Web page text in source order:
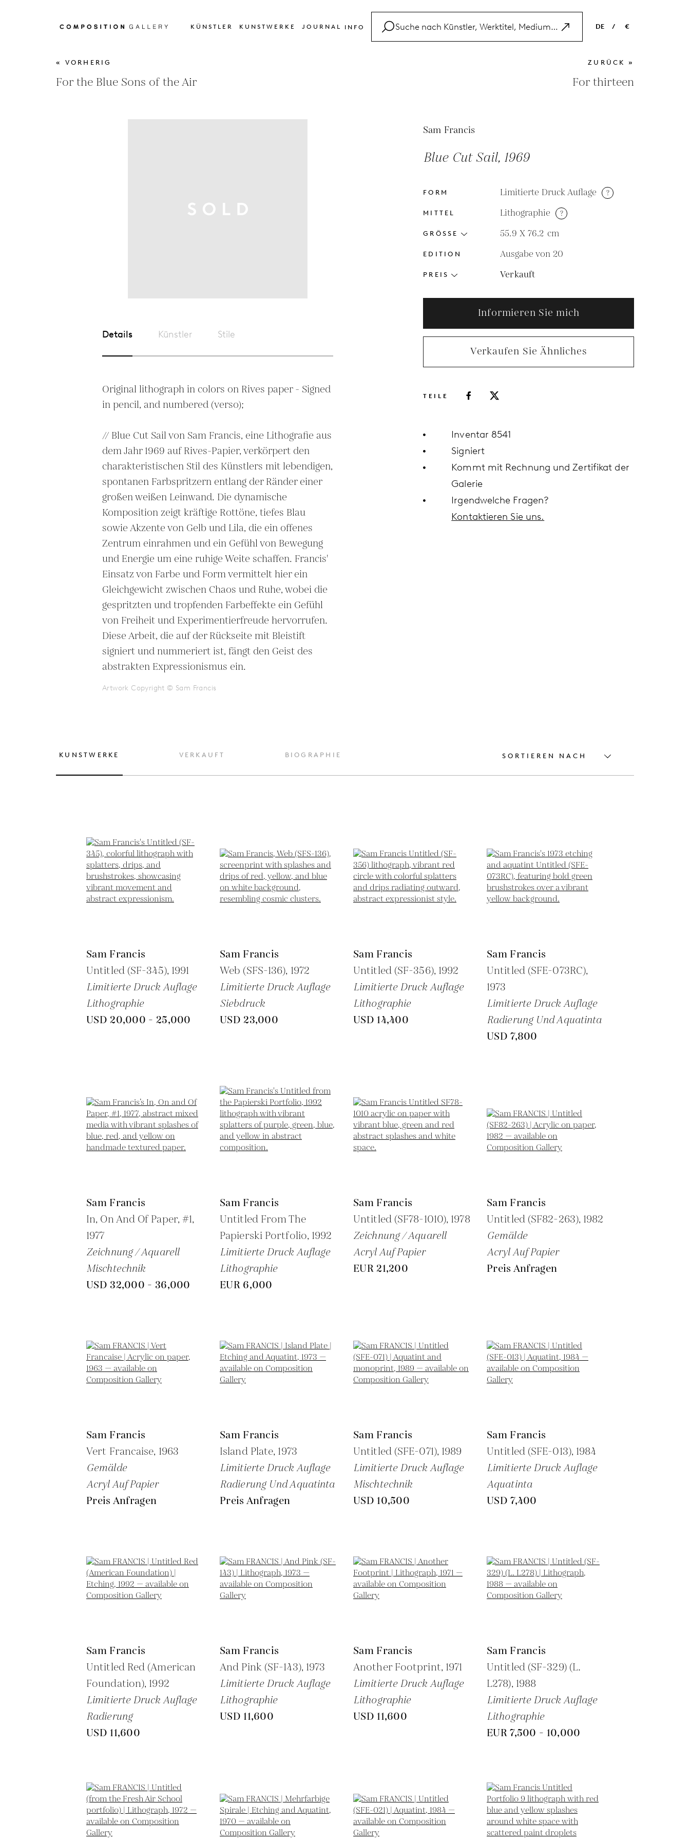
KÜNSTLER KUNSTWERKE JOURNAL INFO DE
NL
ES
/ €
EUR
GBP
« VORHERIG
For the Blue Sons of the Air
ZURÜCK »
For thirteen
Details Künstler Stile
Original lithograph in colors on Rives paper - Signed
in pencil, and numbered (verso);
// Blue Cut Sail von Sam Francis, eine Lithografie aus
dem Jahr 1969 auf Rives-Papier, verkörpert den
charakteristischen Stil des Künstlers mit lebendigen,
spontanen Farbspritzern entlang der Ränder einer
großen weißen Leinwand. Die dynamische
Komposition zeigt kräftige Rottöne, tiefes Blau
sowie Akzente von Gelb und Lila, die ein offenes
Zentrum einrahmen und ein Gefühl von Bewegung
und Energie um eine ruhige Weite schaffen. Francis'
Einsatz von Farbe und Form vermittelt hier ein
Gleichgewicht zwischen Chaos und Ruhe, wobei die
gespritzten und tropfenden Farbeffekte ein Gefühl
von Freiheit und Experimentierfreude hervorrufen.
Diese Arbeit, die auf der Rückseite mit Bleistift
signiert und nummeriert ist, fängt den Geist des
abstrakten Expressionismus ein.
Artwork Copyright © Sam Francis
Sam Francis
Blue Cut Sail, 1969
FORM Limitierte Druck Auflage ?
MITTEL Lithographie ?
GRÖSSE 55.9 X 76.2 cm
EDITION Ausgabe von 20
PREIS Verkauft
Informieren Sie mich
Verkaufen Sie Ähnliches
TEILE
Inventar 8541
Signiert
Kommt mit Rechnung und Zertifikat der
Galerie
Irgendwelche Fragen?
Kontaktieren Sie uns.
KUNSTWERKE VERKAUFT BIOGRAPHIE SORTIEREN NACH
Sam Francis
Untitled (SF-345), 1991
Limitierte Druck Auflage
Lithographie
USD 20,000 - 25,000
Sam Francis
Web (SFS-136), 1972
Limitierte Druck Auflage
Siebdruck
USD 23,000
Sam Francis
Untitled (SF-356), 1992
Limitierte Druck Auflage
Lithographie
USD 14,400
Sam Francis
Untitled (SFE-073RC),
1973
Limitierte Druck Auflage
Radierung Und Aquatinta
USD 7,800
Sam Francis
In, On And Of Paper, #1,
1977
Zeichnung / Aquarell
Mischtechnik
USD 32,000 - 36,000
Sam Francis
Untitled From The
Papierski Portfolio, 1992
Limitierte Druck Auflage
Lithographie
EUR 6,000
Sam Francis
Untitled (SF78-1010), 1978
Zeichnung / Aquarell
Acryl Auf Papier
EUR 21,200
Sam Francis
Untitled (SF82-263), 1982
Gemälde
Acryl Auf Papier
Preis Anfragen
Sam Francis
Vert Francaise, 1963
Gemälde
Acryl Auf Papier
Preis Anfragen
Sam Francis
Island Plate, 1973
Limitierte Druck Auflage
Radierung Und Aquatinta
Preis Anfragen
Sam Francis
Untitled (SFE-071), 1989
Limitierte Druck Auflage
Mischtechnik
USD 10,500
Sam Francis
Untitled (SFE-013), 1984
Limitierte Druck Auflage
Aquatinta
USD 7,400
Sam Francis
Untitled Red (American
Foundation), 1992
Limitierte Druck Auflage
Radierung
USD 11,600
Sam Francis
And Pink (SF-143), 1973
Limitierte Druck Auflage
Lithographie
USD 11,600
Sam Francis
Another Footprint, 1971
Limitierte Druck Auflage
Lithographie
USD 11,600
Sam Francis
Untitled (SF-329) (L.
L278), 1988
Limitierte Druck Auflage
Lithographie
EUR 7,500 - 10,000